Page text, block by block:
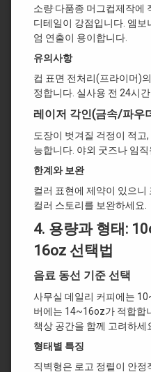
소량·다품종 머그컵제작에
디테일이 강점입니다. 엠보
엄 연출이 용이합니다.
유의사항
컵 표면 전처리(프라이머)
정합니다. 실사용 전 24시
레이저 각인(금속/파우
도장이 벗겨질 걱정이 적
능합니다. 야외 굿즈나 임
한계와 보완
컬러 표현에 제약이 있으니
컬러 스토리를 보완하세요.
4. 용량과 형태:
16oz 선택법
음료 동선 기준 선택
사무실 데일리 커피에는
버에는 14~16oz가 적합합
책상 공간을 함께 고려하세
형태별 특징
직벽형은 로고 정렬이 안